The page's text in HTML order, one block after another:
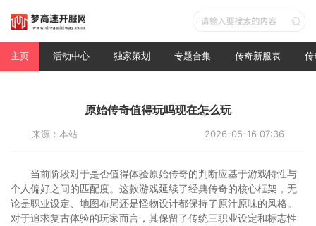
主页 活动中心 独家策划 专题合集 传奇新服表 传
原始传奇值得玩吗现在怎么玩
来源：本站 2026-05-16 07:36
当前阶段对于是否值得体验原始传奇的判断应基于游戏特性与
个人偏好之间的匹配度。这款游戏延续了经典传奇的核心框架，无
论是职业设定、地图布局还是怪物设计都保持了原汁原味的风格。
对于追求复古体验的玩家而言，其保留了传统三职业设定和标志性